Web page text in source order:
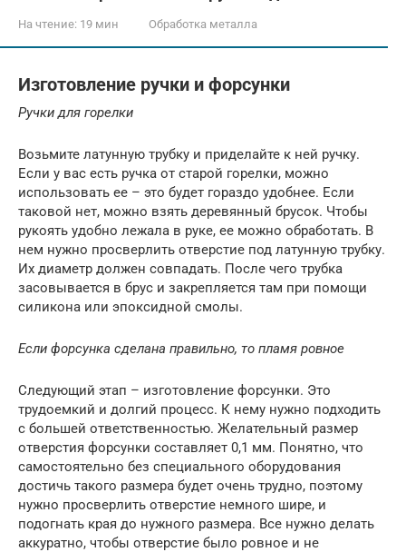
На чтение: 19 мин Обработка металла
Изготовление ручки и форсунки
Ручки для горелки
Возьмите латунную трубку и приделайте к ней ручку.
Если у вас есть ручка от старой горелки, можно
использовать ее – это будет гораздо удобнее. Если
таковой нет, можно взять деревянный брусок. Чтобы
рукоять удобно лежала в руке, ее можно обработать. В
нем нужно просверлить отверстие под латунную трубку.
Их диаметр должен совпадать. После чего трубка
засовывается в брус и закрепляется там при помощи
силикона или эпоксидной смолы.
Если форсунка сделана правильно, то пламя ровное
Следующий этап – изготовление форсунки. Это
трудоемкий и долгий процесс. К нему нужно подходить
с большей ответственностью. Желательный размер
отверстия форсунки составляет 0,1 мм. Понятно, что
самостоятельно без специального оборудования
достичь такого размера будет очень трудно, поэтому
нужно просверлить отверстие немного шире, и
подогнать края до нужного размера. Все нужно делать
аккуратно, чтобы отверстие было ровное и не